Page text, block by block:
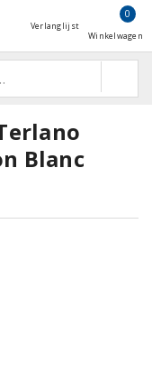
Verlanglijst
0
Winkelwagen
Blanc